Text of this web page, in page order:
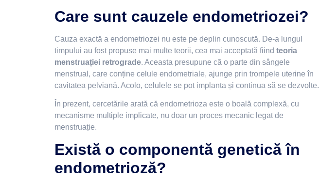
Care sunt cauzele endometriozei?
Cauza exactă a endometriozei nu este pe deplin cunoscută. De-a lungul
timpului au fost propuse mai multe teorii, cea mai acceptată fiind teoria
menstruației retrograde. Aceasta presupune că o parte din sângele
menstrual, care conține celule endometriale, ajunge prin trompele uterine în
cavitatea pelviană. Acolo, celulele se pot implanta și continua să se dezvolte.
În prezent, cercetările arată că endometrioza este o boală complexă, cu
mecanisme multiple implicate, nu doar un proces mecanic legat de
menstruație.
Există o componentă genetică în
endometrioză?